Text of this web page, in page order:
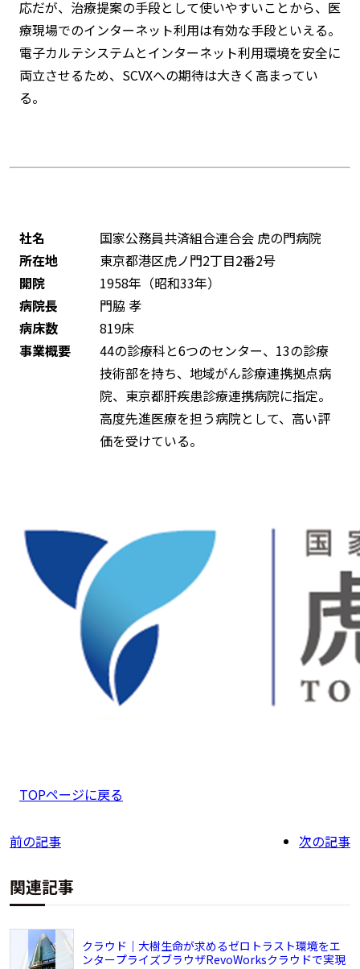
応だが、治療提案の手段として使いやすいことから、医
療現場でのインターネット利用は有効な手段といえる。
電子カルテシステムとインターネット利用環境を安全に
両立させるため、SCVXへの期待は大きく高まってい
る。
社名
国家公務員共済組合連合会 虎の門病院
所在地
東京都港区虎ノ門2丁目2番2号
開院
1958年（昭和33年）
病院長
門脇 孝
病床数
819床
事業概要
44の診療科と6つのセンター、13の診療
技術部を持ち、地域がん診療連携拠点病
院、東京都肝疾患診療連携病院に指定。
高度先進医療を担う病院として、高い評
価を受けている。
TOPページに戻る
前の記事 次の記事
関連記事
クラウド｜大樹生命が求めるゼロトラスト環境をエ
ンタープライズブラウザRevoWorksクラウドで実現